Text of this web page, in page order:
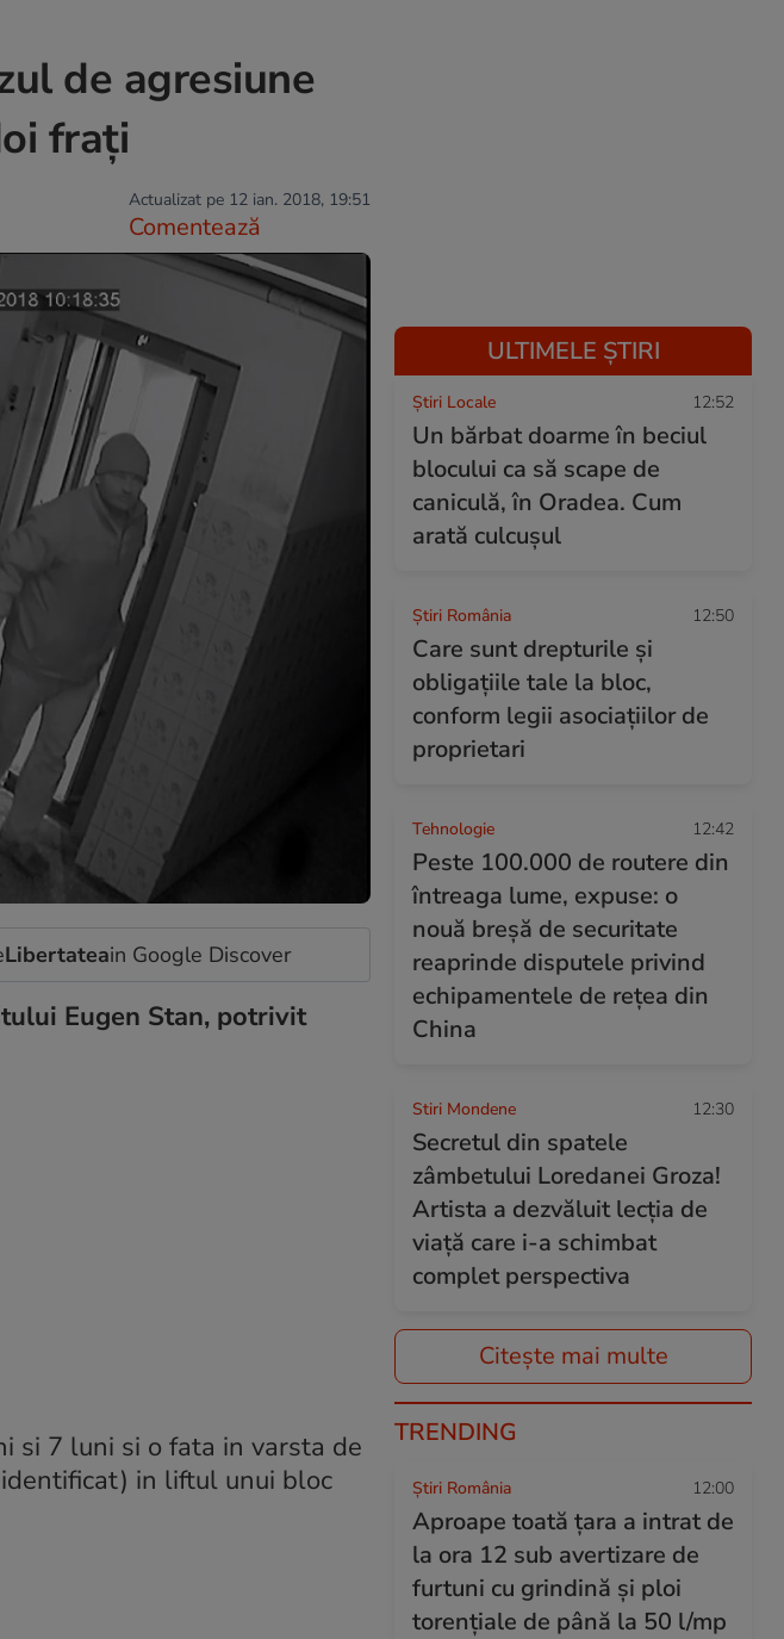
de agresiune
frați
Actualizat pe 12 ian. 2018, 19:51
Comentează
Libertateain Google Discover
Eugen Stan, potrivit
si 7 luni si o fata in varsta de
in liftul unui bloc
ULTIMELE ȘTIRI
Știri Locale 12:52
Un bărbat doarme în beciul
blocului ca să scape de
caniculă, în Oradea. Cum
arată culcușul
Știri România 12:50
Care sunt drepturile şi
obligaţiile tale la bloc,
conform legii asociaţiilor de
proprietari
Tehnologie 12:42
Peste 100.000 de routere din
întreaga lume, expuse: o
nouă breșă de securitate
reaprinde disputele privind
echipamentele de rețea din
China
Stiri Mondene 12:30
Secretul din spatele
zâmbetului Loredanei Groza!
Artista a dezvăluit lecția de
viață care i-a schimbat
complet perspectiva
Citește mai multe
TRENDING
Știri România 12:00
Aproape toată țara a intrat de
la ora 12 sub avertizare de
furtuni cu grindină și ploi
torențiale de până la 50 l/mp